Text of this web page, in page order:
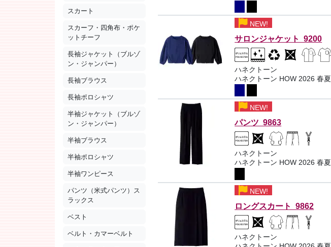
スカート
スカーフ・四角布・ポケ
ットチーフ
長袖ジャケット（ブルゾ
ン・ジャンパー）
長袖ブラウス
長袖ポロシャツ
半袖ジャケット（ブルゾ
ン・ジャンパー）
半袖ブラウス
半袖ポロシャツ
半袖ワンピース
パンツ（米式パンツ）ス
ラックス
ベスト
ベルト・カマーベルト
NEW!
サロンジャケット 9200
ハネクトーン
ハネクトーン HOW 2026 春夏
NEW!
パンツ 9863
ハネクトーン
ハネクトーン HOW 2026 春夏
NEW!
ロングスカート 9862
ハネクトーン